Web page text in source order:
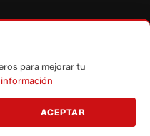
de Vistazo.com.
para mejorar tu
información
ACEPTAR